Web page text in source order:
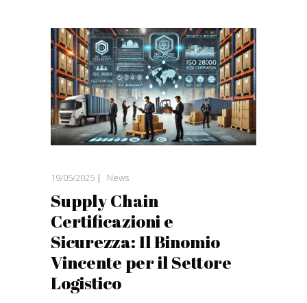
19/05/2025 News
Supply Chain
Certificazioni e
Sicurezza: Il Binomio
Vincente per il Settore
Logistico